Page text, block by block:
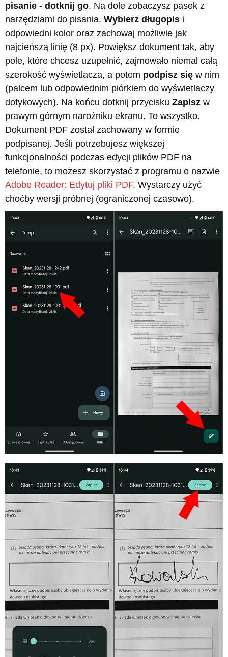
pisanie - dotknij go. Na dole zobaczysz pasek z
narzędziami do pisania. Wybierz długopis i
odpowiedni kolor oraz zachowaj możliwie jak
najcieńszą linię (8 px). Powiększ dokument tak, aby
pole, które chcesz uzupełnić, zajmowało niemal całą
szerokość wyświetlacza, a potem podpisz się w nim
(palcem lub odpowiednim piórkiem do wyświetlaczy
dotykowych). Na końcu dotknij przycisku Zapisz w
prawym górnym narożniku ekranu. To wszystko.
Dokument PDF został zachowany w formie
podpisanej. Jeśli potrzebujesz większej
funkcjonalności podczas edycji plików PDF na
telefonie, to możesz skorzystać z programu o nazwie
Adobe Reader: Edytuj pliki PDF. Wystarczy użyć
choćby wersji próbnej (ograniczonej czasowo).